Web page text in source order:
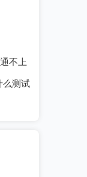
不上
么测试